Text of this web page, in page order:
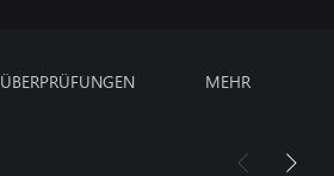
ÜBERPRÜFUNGEN MEHR